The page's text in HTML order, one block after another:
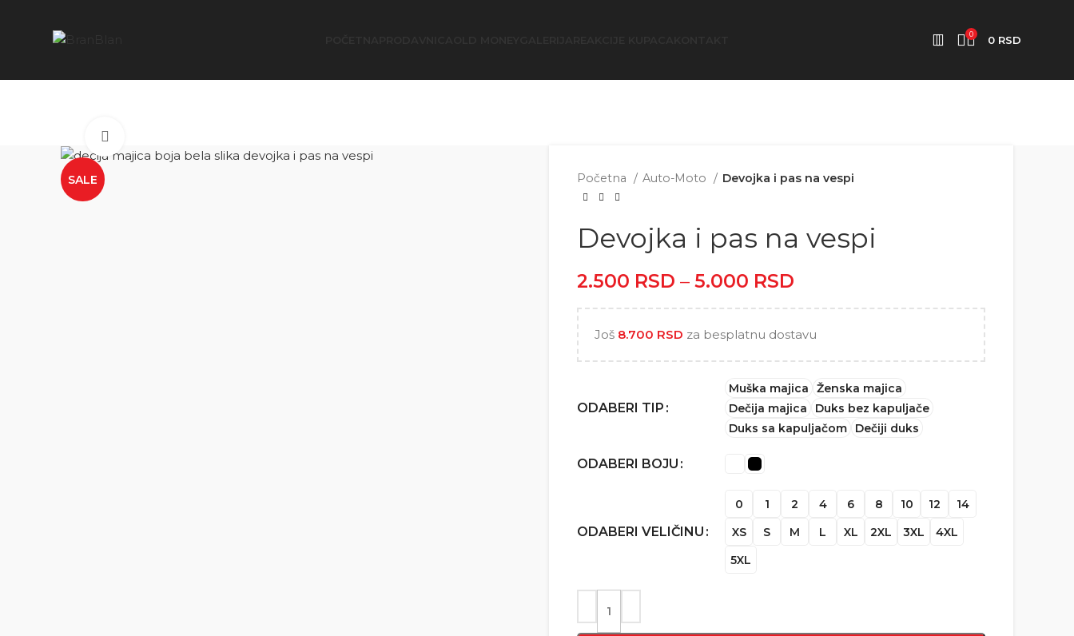
0 0 RSD
SALE Početna Auto-Moto Devojka i pas na vespi
Devojka i pas na vespi
2.500 RSD – 5.000 RSD
2.500 RSD do 5.000 RSD
Još 8.700 RSD za besplatnu dostavu
ODABERI TIP
Muška majica
Ženska majica
Dečija majica
Duks bez kapuljače
Duks sa kapuljačom
Dečiji duks
ODABERI BOJU
ODABERI VELIČINU
0 1 2 4 6 8 10 12
14
XS
S M L XL 2XL 3XL
4XL
5XL